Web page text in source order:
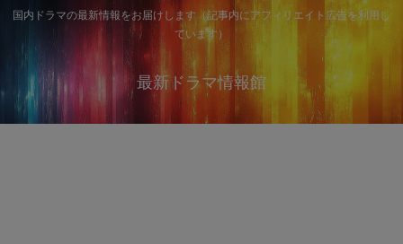
国内ドラマの最新情報をお届けします（記事内にアフィリエイト広告を利用し
ています）
最新ドラマ情報館